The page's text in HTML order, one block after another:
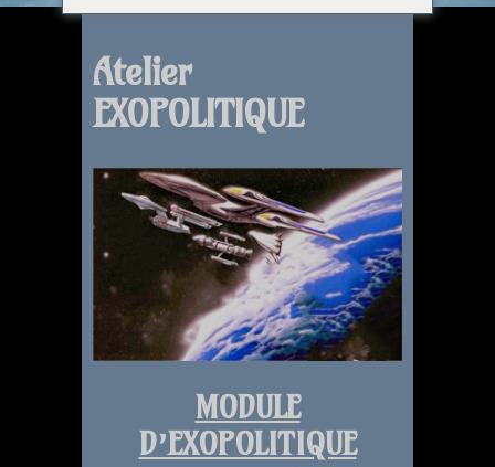
Atelier
EXOPOLITIQUE
MODULE
D’EXOPOLITIQUE